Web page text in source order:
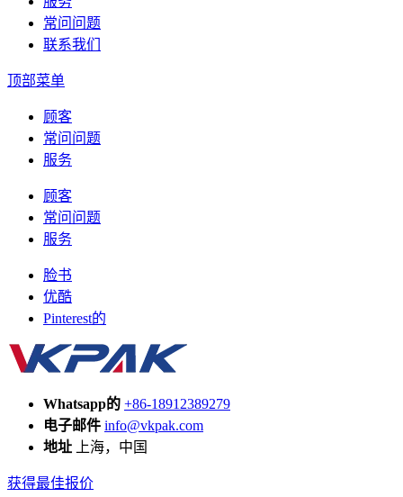
常问问题
联系我们
顶部菜单
顾客
常问问题
服务
顾客
常问问题
服务
脸书
优酷
Pinterest的
Whatsapp的 +86-18912389279
电子邮件 info@vkpak.com
地址 上海，中国
获得最佳报价